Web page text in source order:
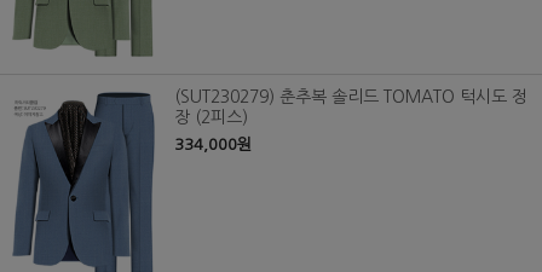
(SUT230279) 춘추복 솔리드 TOMATO 턱시도 정
장 (2피스)
334,000원